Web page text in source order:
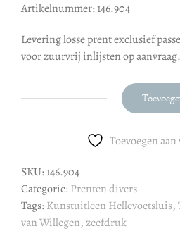
Artikelnummer: 146.904
Levering losse prent exclusief
voor zuurvrij inlijsten op aanvraag.
Willegen
Toren
Goedereede
aantal
Toevoegen
SKU:146.904
Categorie:Prenten divers
Tags:Kunstuitleen Hellevoetsluis,
van Willegen, zeefdruk